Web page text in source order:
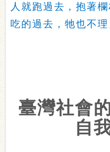
人就跑過去，抱著
吃的過去，牠也不理
臺灣社會
自